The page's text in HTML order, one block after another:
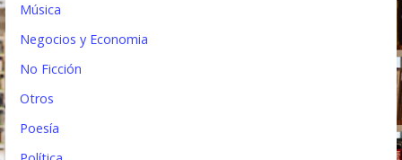
Música
Negocios y Economia
No Ficción
Otros
Poesía